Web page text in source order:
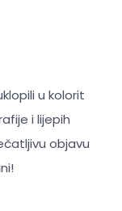
u kolorit
i lijepih
objavu